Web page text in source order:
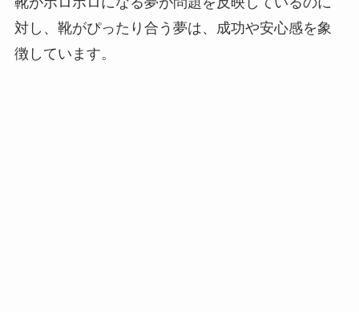
対し、靴がぴったり合う夢は、成功や安心感を象
徴しています。